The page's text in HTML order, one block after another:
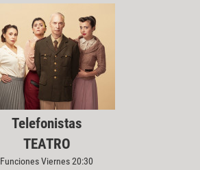
Telefonistas
TEATRO
Funciones Viernes 20:30